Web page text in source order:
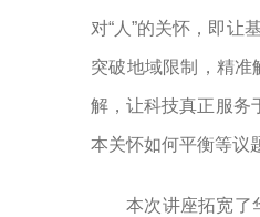
对“人”的关怀，即让
突破地域限制，精
解，让科技真正服务
本关怀如何平衡等议
本次讲座拓宽了